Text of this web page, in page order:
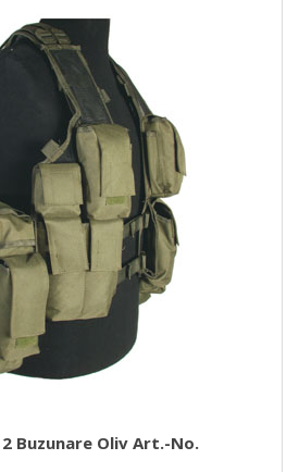
Buzunare Oliv Art.-No.